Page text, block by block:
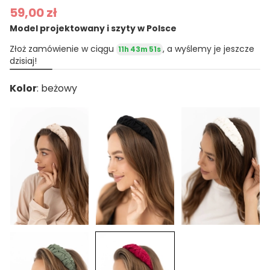
59,00 zł
Model projektowany i szyty w Polsce
Złoż zamówienie w ciągu 11h 43m 50s , a wyślemy je jeszcze
dzisiaj!
Kolor